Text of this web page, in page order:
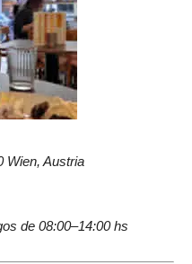
Wien, Austria
de 08:00–14:00 hs